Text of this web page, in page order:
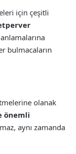
için çeşitli
bulmacaların
olanak
önemli
aynı zamanda